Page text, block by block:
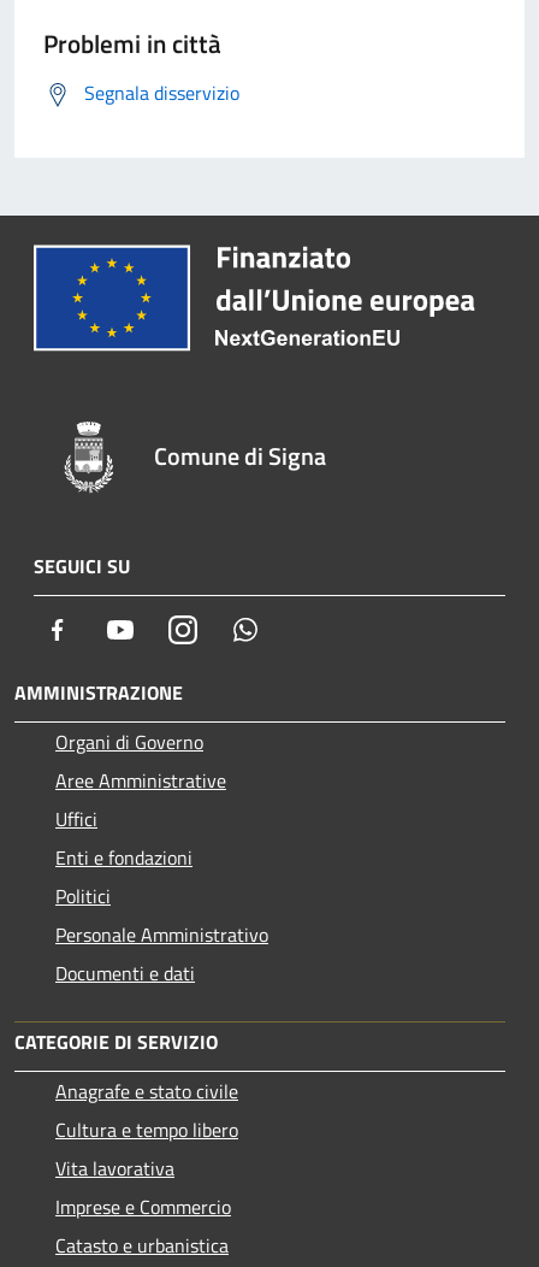
Problemi in città
Segnala disservizio
Comune di Signa
SEGUICI SU
Facebook YoutubeInstagram
AMMINISTRAZIONE
Organi di Governo
Aree Amministrative
Uffici
Enti e fondazioni
Politici
Personale Amministrativo
Documenti e dati
CATEGORIE DI SERVIZIO
Anagrafe e stato civile
Cultura e tempo libero
Vita lavorativa
Imprese e Commercio
Catasto e urbanistica